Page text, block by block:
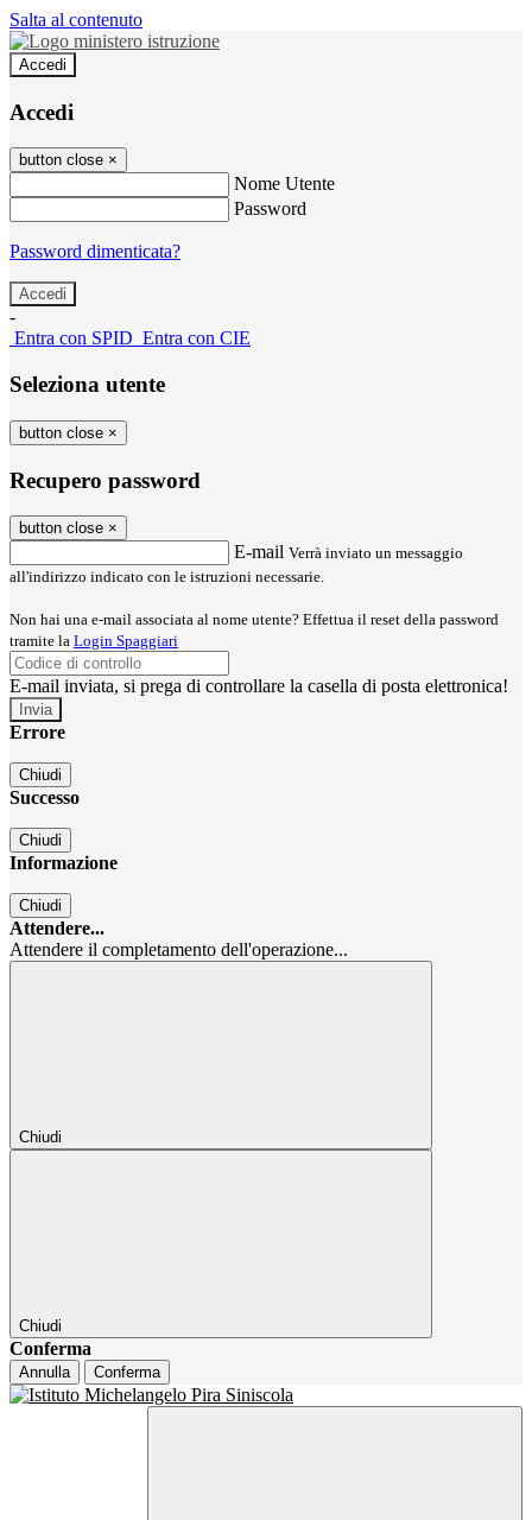
Salta al contenuto
Accedi
Accedi
button close ×
Nome Utente
Password
Password dimenticata?
-
Entra con SPID Entra con CIE
Seleziona utente
button close ×
Recupero password
button close ×
E-mail Verrà inviato un messaggio
all'indirizzo indicato con le istruzioni necessarie.
Non hai una e-mail associata al nome utente? Effettua il reset della password
tramite la Login Spaggiari
E-mail inviata, si prega di controllare la casella di posta elettronica!
Errore
Chiudi
Successo
Chiudi
Informazione
Chiudi
Attendere...
Attendere il completamento dell'operazione...
Chiudi
Chiudi
Conferma
Annulla Conferma